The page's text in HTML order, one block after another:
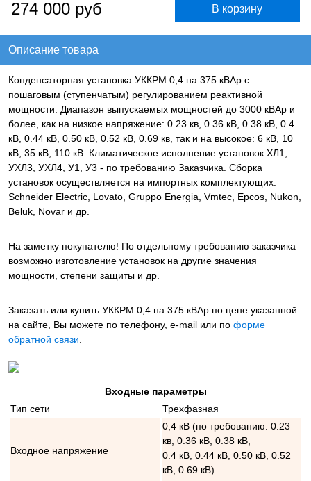
274 000 руб
Описание товара
Конденсаторная установка УККРМ 0,4 на 375 кВАр с
пошаговым (ступенчатым) регулированием реактивной
мощности. Диапазон выпускаемых мощностей до 3000 кВАр и
более, как на низкое напряжение: 0.23 кв, 0.36 кВ, 0.38 кВ, 0.4
кВ, 0.44 кВ, 0.50 кВ, 0.52 кВ, 0.69 кв, так и на высокое: 6 кВ, 10
кВ, 35 кВ, 110 кВ. Климатическое исполнение установок ХЛ1,
УХЛ3, УХЛ4, У1, У3 - по требованию Заказчика. Сборка
установок осуществляется на импортных комплектующих:
Schneider Electric, Lovato, Gruppo Energia, Vmtec, Epcos, Nukon,
Beluk, Novar и др.
На заметку покупателю! По отдельному требованию заказчика
возможно изготовление установок на другие значения
мощности, степени защиты и др.
Заказать или купить УККРМ 0,4 на 375 кВАр по цене указанной
на сайте, Вы можете по телефону, e-mail или по форме
обратной связи.
Входные параметры
Тип сети
Трехфазная
Входное напряжение
0,4 кВ (по требованию: 0.23
кв, 0.36 кВ, 0.38 кВ,
0.4 кВ, 0.44 кВ, 0.50 кВ, 0.52
кВ, 0.69 кВ)